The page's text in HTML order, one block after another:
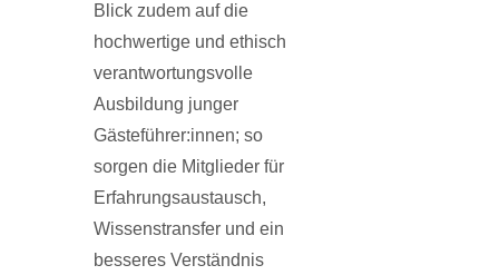
Blick zudem auf die
hochwertige und ethisch
verantwortungsvolle
Ausbildung junger
Gästeführer:innen; so
sorgen die Mitglieder für
Erfahrungsaustausch,
Wissenstransfer und ein
besseres Verständnis